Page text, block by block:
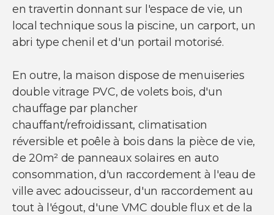
en travertin donnant sur l'espace de vie, un
local technique sous la piscine, un carport, un
abri type chenil et d'un portail motorisé.
En outre, la maison dispose de menuiseries
double vitrage PVC, de volets bois, d'un
chauffage par plancher
chauffant/refroidissant, climatisation
réversible et poêle à bois dans la pièce de vie,
de 20m² de panneaux solaires en auto
consommation, d'un raccordement à l'eau de
ville avec adoucisseur, d'un raccordement au
tout à l'égout, d'une VMC double flux et de la